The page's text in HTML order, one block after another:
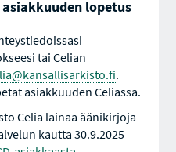
lopetus
tai Celian
.
asiakkuuden Celiassa.
Celia lainaa äänikirjoja
kautta 30.9.2025